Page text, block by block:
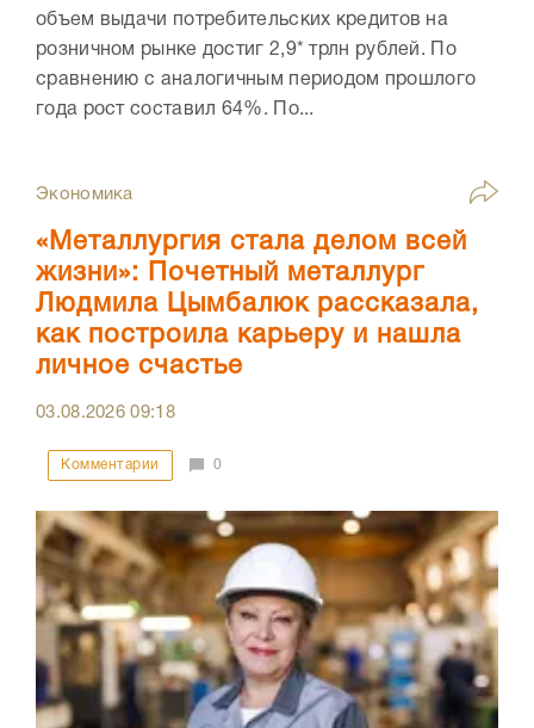
объем выдачи потребительских кредитов на
розничном рынке достиг 2,9* трлн рублей. По
сравнению с аналогичным периодом прошлого
года рост составил 64%. По...
Экономика
«Металлургия стала делом всей
жизни»: Почетный металлург
Людмила Цымбалюк рассказала,
как построила карьеру и нашла
личное счастье
03.08.202609:18
Комментарии 0